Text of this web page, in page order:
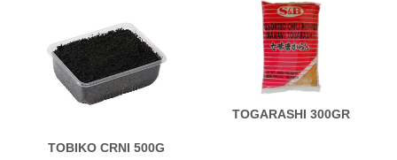
TOBIKO CRNI 500G
TOGARASHI 300GR